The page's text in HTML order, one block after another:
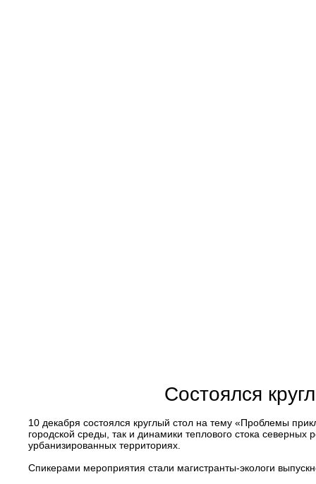
Состоялся
10 декабря состоялся круглый стол на тему «Проблемы
городской среды, так и динамики теплового стока
урбанизированных территориях.
Спикерами мероприятия стали магистранты-экологи